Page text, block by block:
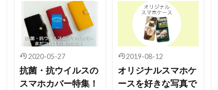
2020-05-27
抗菌・抗ウイルスの
スマホカバー特集！
2019-08-12
オリジナルスマホケ
ースを好きな写真で